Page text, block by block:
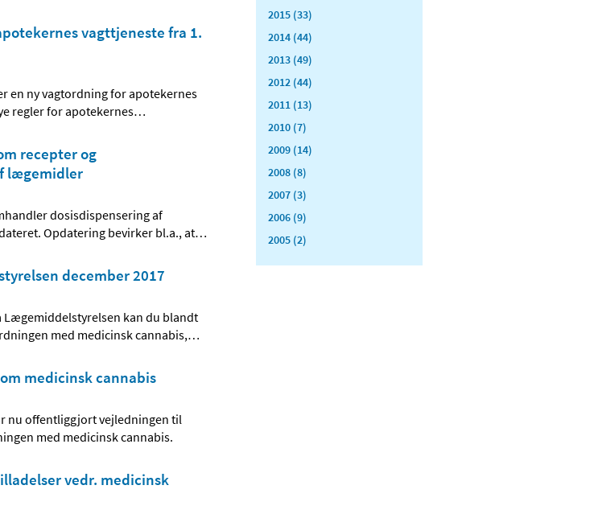
vagttjeneste fra 1.
en ny vagtordning for apotekernes
regler for apotekernes…
recepter og
lægemidler
dosisdispensering af
Opdatering bevirker bl.a., at…
december 2017
Lægemiddelstyrelsen kan du blandt
med medicinsk cannabis,…
medicinsk cannabis
nu offentliggjort vejledningen til
med medicinsk cannabis.
vedr. medicinsk
2015 (33)
2014 (44)
2013 (49)
2012 (44)
2011 (13)
2010 (7)
2009 (14)
2008 (8)
2007 (3)
2006 (9)
2005 (2)